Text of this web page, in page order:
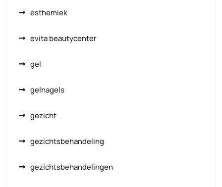
esthemiek
evita beautycenter
gel
gelnagels
gezicht
gezichtsbehandeling
gezichtsbehandelingen